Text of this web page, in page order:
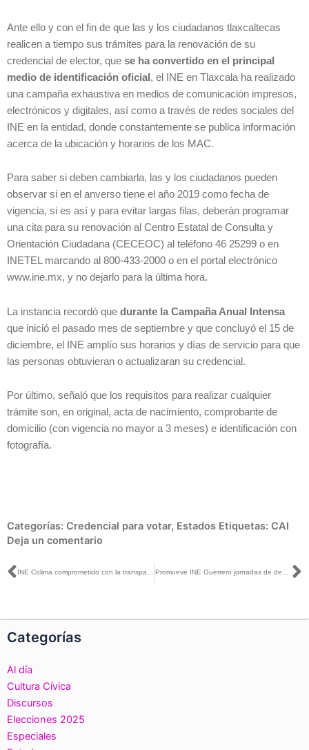
Ante ello y con el fin de que las y los ciudadanos tlaxcaltecas
realicen a tiempo sus trámites para la renovación de su
credencial de elector, que se ha convertido en el principal
medio de identificación oficial , el INE en Tlaxcala ha realizado
una campaña exhaustiva en medios de comunicación impresos,
electrónicos y digitales, así como a través de redes sociales del
INE en la entidad, donde constantemente se publica información
acerca de la ubicación y horarios de los MAC.
Para saber si deben cambiarla, las y los ciudadanos pueden
observar si en el anverso tiene el año 2019 como fecha de
vigencia, si es así y para evitar largas filas, deberán programar
una cita para su renovación al Centro Estatal de Consulta y
Orientación Ciudadana (CECEOC) al teléfono 46 25299 o en
INETEL marcando al 800-433-2000 o en el portal electrónico
www.ine.mx, y no dejarlo para la última hora.
La instancia recordó que durante la Campaña Anual Intensa
que inició el pasado mes de septiembre y que concluyó el 15 de
diciembre, el INE amplío sus horarios y días de servicio para que
las personas obtuvieran o actualizaran su credencial.
Por último, señaló que los requisitos para realizar cualquier
trámite son, en original, acta de nacimiento, comprobante de
domicilio (con vigencia no mayor a 3 meses) e identificación con
fotografía.
Categorías: Credencial para votar, Estados Etiquetas: CAI
Deja un comentario
Ant INE Colima comprometido con la transparencia y máxima publicidad Promueve INE Guerrero jornadas de democracia y derechos humanos
Categorías
Al día
Cultura Cívica
Discursos
Elecciones 2025
Especiales